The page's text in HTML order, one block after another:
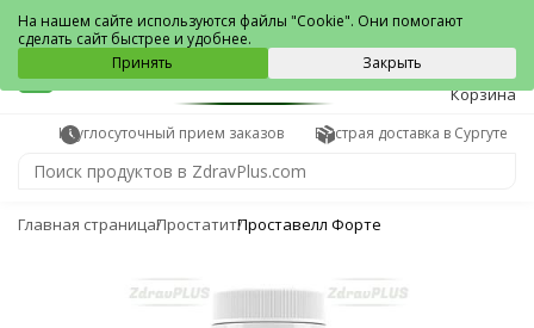
Сургут
0
Корзина
Круглосуточный прием заказов Быстрая доставка в Сургуте
Главная страницаПростатитПроставелл Форте
На нашем сайте используются файлы "Cookie". Они помогают
сделать сайт быстрее и удобнее.
Принять
Закрыть